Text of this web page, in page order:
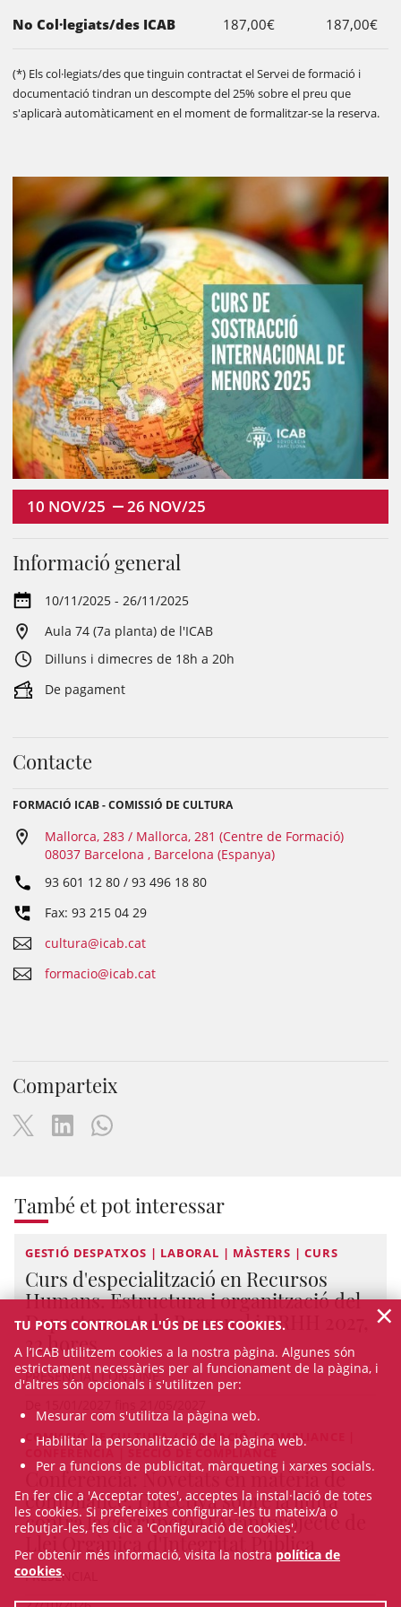
No Col·legiats/des ICAB 187,00€ 187,00€
(*) Els col·legiats/des que tinguin contractat el Servei de formació i
documentació tindran un descompte del 25% sobre el preu que
s'aplicarà automàticament en el moment de formalitzar-se la reserva.
10 NOV/25 26 NOV/25
Informació general
10/11/2025 - 26/11/2025
Aula 74 (7a planta) de l'ICAB
Dilluns i dimecres de 18h a 20h
De pagament
Contacte
FORMACIÓ ICAB - COMISSIÓ DE CULTURA
Mallorca, 283 / Mallorca, 281 (Centre de Formació)
08037 Barcelona , Barcelona (Espanya)
93 601 12 80 / 93 496 18 80
Fax: 93 215 04 29
cultura@icab.cat
formacio@icab.cat
Comparteix
També et pot interessar
GESTIÓ DESPATXOS | LABORAL | MÀSTERS | CURS
Curs d'especialització en Recursos
Humans. Estructura i organització del
Departament de Personal i RRHH 2027,
32 hores
PRESENCIAL I ON-LINE
COMISSIÓ DE CULTURA / FORMACIÓ | COMPLIANCE |
CONFERÈNCIA | SECCIÓ DE COMPLIANCE
Conferència: Novetats en matèria de
compliance: Directiva sobre la lluita
contra la corrupció i l'Avantprojecte de
Llei Orgànica d'Integritat Pública
PRESENCIAL
TU POTS CONTROLAR L'ÚS DE LES COOKIES.
A l’ICAB utilitzem cookies a la nostra pàgina. Algunes són
estrictament necessàries per al funcionament de la pàgina, i
d'altres són opcionals i s'utilitzen per:
Mesurar com s'utilitza la pàgina web.
Habilitar la personalització de la pàgina web.
Per a funcions de publicitat, màrqueting i xarxes socials.
En fer clic a 'Acceptar totes', acceptes la instal·lació de totes
les cookies. Si prefereixes configurar-les tu mateix/a o
rebutjar-les, fes clic a 'Configuració de cookies'.
Per obtenir més informació, visita la nostra política de
cookies.
×